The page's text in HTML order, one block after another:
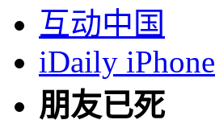
互动中国
iDaily iPhone
朋友已死